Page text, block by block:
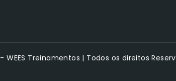
Treinamentos | Todos os direitos